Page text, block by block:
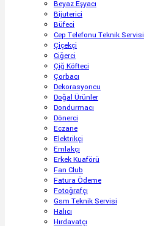
Beyaz Eşyacı
Bijuterici
Büfeci
Cep Telefonu Teknik Servisi
Çiçekçi
Ciğerci
Çiğ Köfteci
Çorbacı
Dekorasyoncu
Doğal Ürünler
Dondurmacı
Dönerci
Eczane
Elektrikçi
Emlakçı
Erkek Kuaförü
Fan Club
Fatura Ödeme
Fotoğrafçı
Gsm Teknik Servisi
Halıcı
Hırdavatçı